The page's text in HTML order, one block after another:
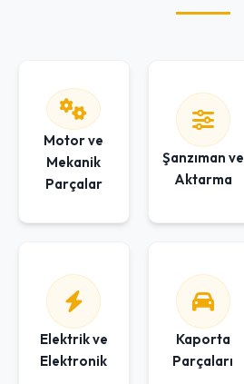
Motor ve
Mekanik
Parçalar
Şanzıman ve
Aktarma
Elektrik ve
Elektronik
Kaporta
Parçaları